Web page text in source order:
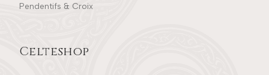
Pendentifs & Croix
Celteshop